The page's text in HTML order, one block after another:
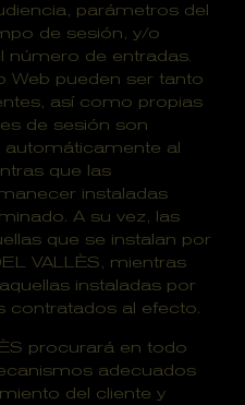
parámetros del
de sesión, y/o
número de entradas.
Web pueden ser tanto
así como propias
de sesión son
automáticamente al
que las
instaladas
A su vez, las
que se instalan por
VALLÈS, mientras
instaladas por
contratados al efecto.
procurará en todo
adecuados
del cliente y